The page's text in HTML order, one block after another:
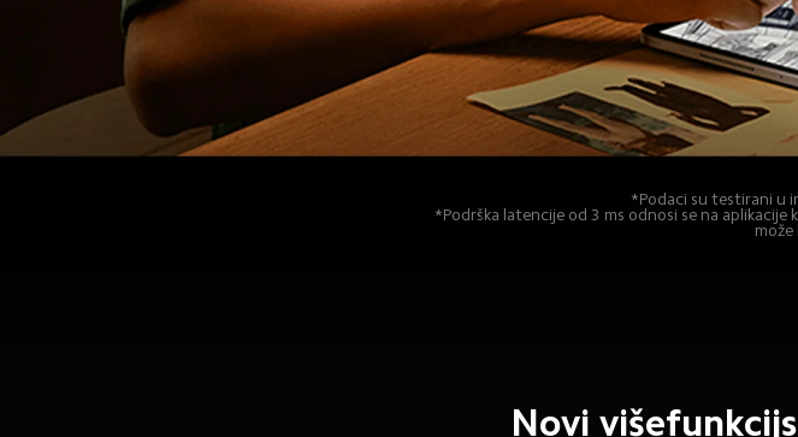
*Podaci su testirani u
*Podrška latencije od 3 ms odnosi se na aplikacije
može
Novi